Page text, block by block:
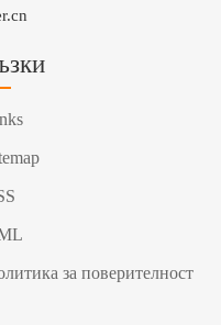
за поверителност